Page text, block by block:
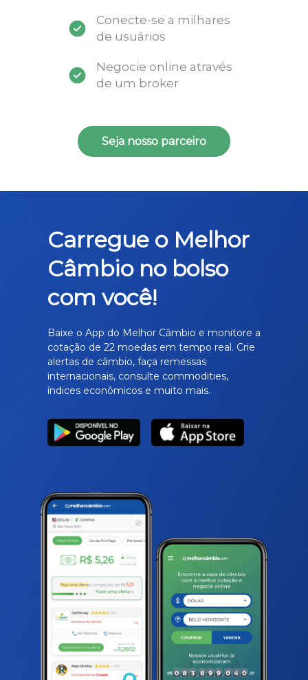
Conecte-se a milhares
de usuários
Negocie online através
de um broker
Seja nosso parceiro
Carregue o Melhor
Câmbio no bolso
com você!
Baixe o App do Melhor Câmbio e monitore a
cotação de 22 moedas em tempo real. Crie
alertas de câmbio, faça remessas
internacionais, consulte commodities,
índices econômicos e muito mais.